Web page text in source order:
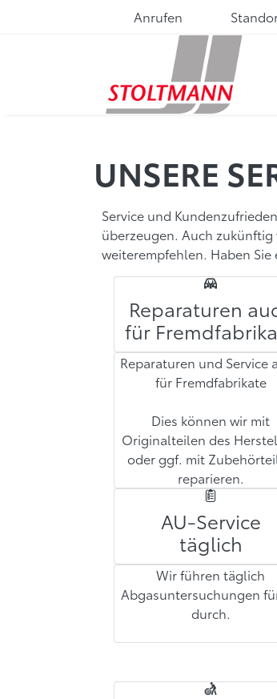
Anrufen
UNSERE
Service und
überzeugen. Auch
weiterempfehlen. Haben Sie
Reparaturen
für
Reparaturen und Service
für Fremdfabrikate
Dies können wir mit
Originalteilen des
oder ggf. mit
reparieren.
AU-Service
täglich
Wir führen täglich
Abgasuntersuchungen
durch.